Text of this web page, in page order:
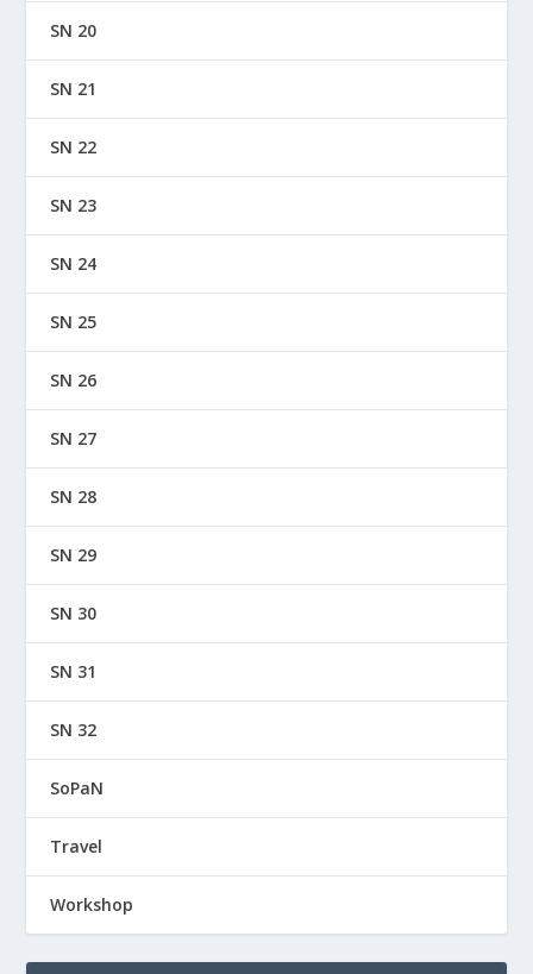
SN 20
SN 21
SN 22
SN 23
SN 24
SN 25
SN 26
SN 27
SN 28
SN 29
SN 30
SN 31
SN 32
SoPaN
Travel
Workshop